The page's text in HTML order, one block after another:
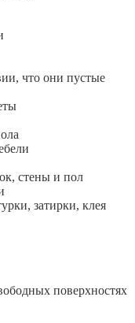
что они пустые
стены и пол
затирки, клея
поверхностях